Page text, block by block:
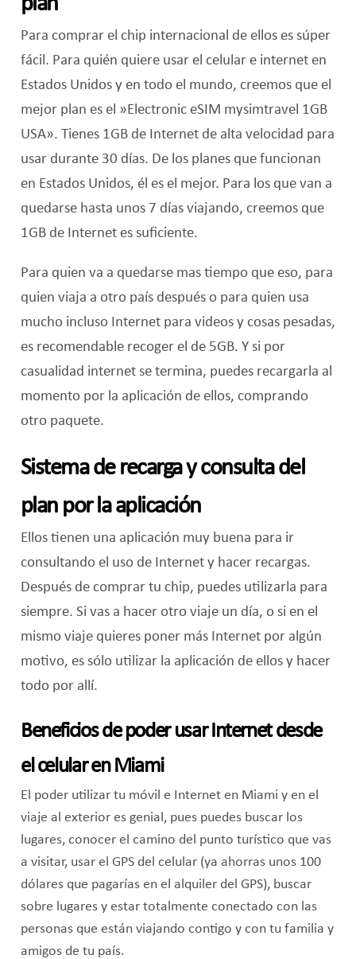
Para comprar el chip internacional de ellos es súper
fácil. Para quién quiere usar el celular e internet en
Estados Unidos y en todo el mundo, creemos que el
mejor plan es el »Electronic eSIM mysimtravel 1GB
USA». Tienes 1GB de Internet de alta velocidad para
usar durante 30 días. De los planes que funcionan
en Estados Unidos, él es el mejor. Para los que van a
quedarse hasta unos 7 días viajando, creemos que
1GB de Internet es suficiente.
Para quien va a quedarse mas tiempo que eso, para
quien viaja a otro país después o para quien usa
mucho incluso Internet para videos y cosas pesadas,
es recomendable recoger el de 5GB. Y si por
casualidad internet se termina, puedes recargarla al
momento por la aplicación de ellos, comprando
otro paquete.
Sistema de recarga y consulta del
plan por la aplicación
Ellos tienen una aplicación muy buena para ir
consultando el uso de Internet y hacer recargas.
Después de comprar tu chip, puedes utilizarla para
siempre. Si vas a hacer otro viaje un día, o si en el
mismo viaje quieres poner más Internet por algún
motivo, es sólo utilizar la aplicación de ellos y hacer
todo por allí.
Beneficios de poder usar Internet desde
el celular en Miami
El poder utilizar tu móvil e Internet en Miami y en el
viaje al exterior es genial, pues puedes buscar los
lugares, conocer el camino del punto turístico que vas
a visitar, usar el GPS del celular (ya ahorras unos 100
dólares que pagarías en el alquiler del GPS), buscar
sobre lugares y estar totalmente conectado con las
personas que están viajando contigo y con tu familia y
amigos de tu país.